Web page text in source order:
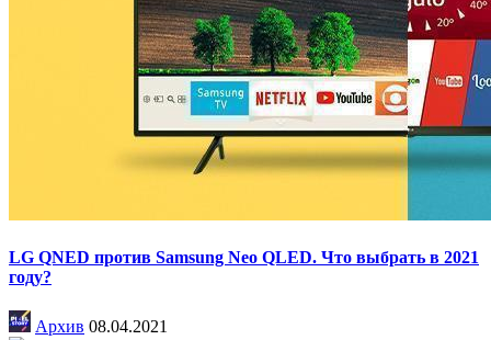
LG QNED против Samsung Neo QLED. Что выбрать в 2021
году?
Архив 08.04.2021